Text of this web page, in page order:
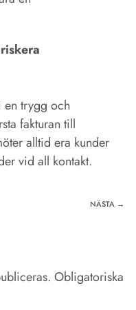
en trygg och
fakturan till
alltid era kunder
vid all kontakt.
NÄSTA →
Obligatoriska